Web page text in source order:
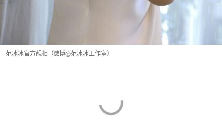
范冰冰官方靚相（微博@范冰冰工作室）